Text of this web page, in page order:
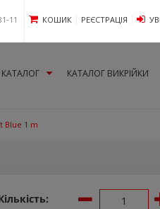
11 КОШИК РЕЄСТРАЦІЯ
КАТАЛОГ КАТАЛОГ ВИКРІЙКИ
Blue 1 m